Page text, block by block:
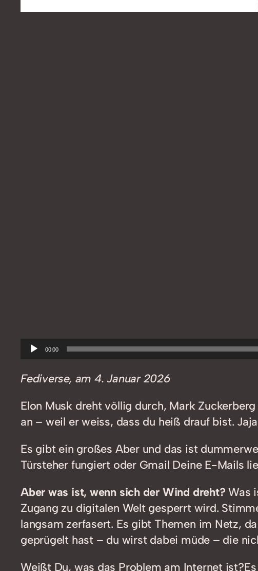
Audio-
Player
00:00
Fediverse, am 4. Januar 2026
Elon Musk dreht völlig durch, Mark
an – weil er weiss, dass du heiß drauf bist.
Es gibt ein großes Aber und das ist
Türsteher fungiert oder Gmail Deine E-Mails
Aber was ist, wenn sich der Wind dreht? Was
Zugang zu digitalen Welt gesperrt wird.
langsam zerfasert. Es gibt Themen im Netz,
geprügelt hast – du wirst dabei müde – die
Weißt Du, was das Problem am Internet